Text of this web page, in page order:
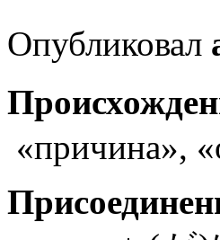
Опубликовал
«причина»,